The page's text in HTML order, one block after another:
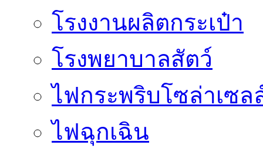
โรงงานผลิตกระเป๋า
โรงพยาบาลสัตว์
ไฟกระพริบโซล่าเซล
ไฟฉุกเฉิน